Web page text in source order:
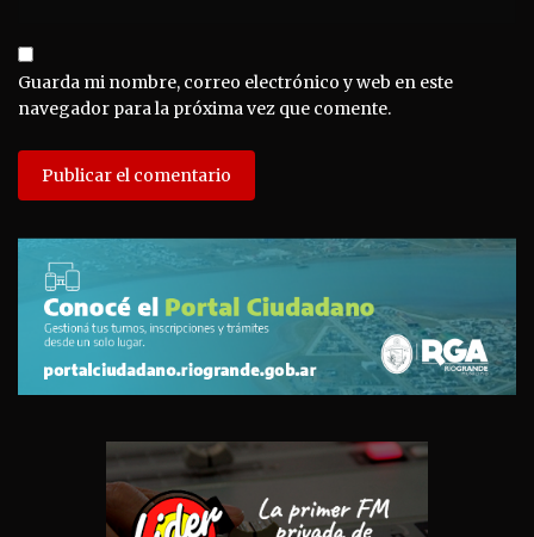
Guarda mi nombre, correo electrónico y web en este
navegador para la próxima vez que comente.